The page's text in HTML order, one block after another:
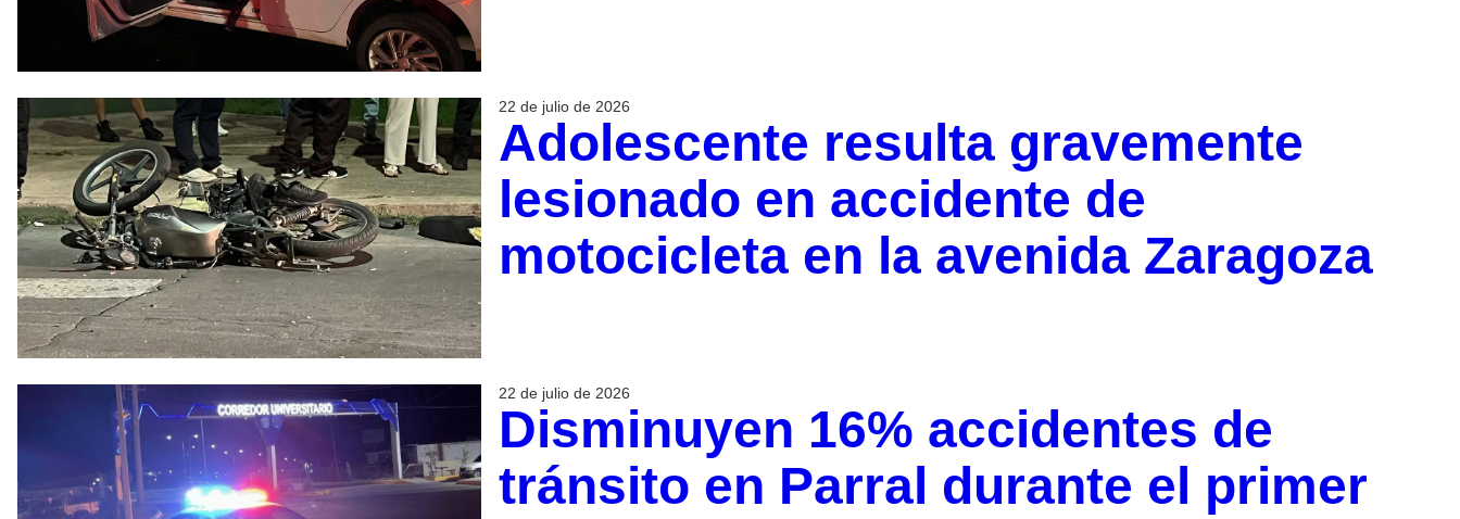
22 de julio de 2026
Adolescente resulta gravemente
lesionado en accidente de
motocicleta en la avenida Zaragoza
22 de julio de 2026
Disminuyen 16% accidentes de
tránsito en Parral durante el primer